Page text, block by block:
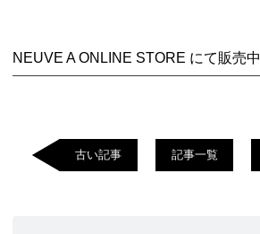
NEUVE A ONLINE STORE にて販売中
古い記事 記事一覧